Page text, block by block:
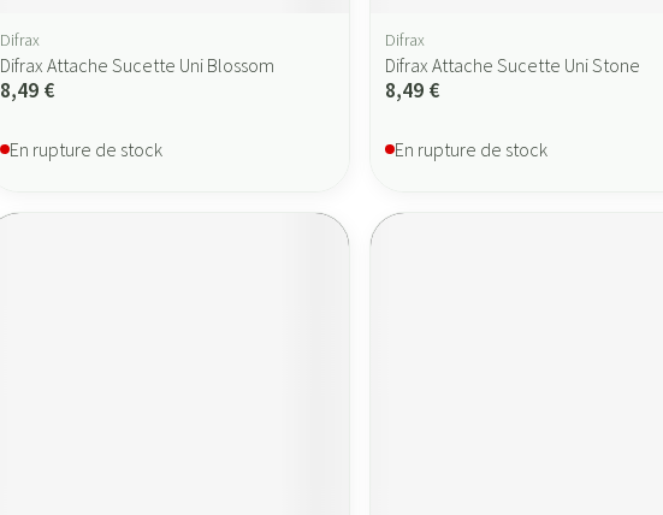
Difrax
Difrax Attache Sucette Uni Blossom
8,49 €
En rupture de stock
Difrax
Difrax Attache Sucette Uni Stone
8,49 €
En rupture de stock